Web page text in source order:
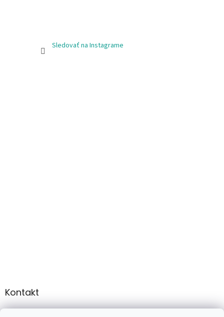
Sledovať na Instagrame
Kontakt